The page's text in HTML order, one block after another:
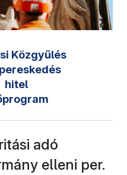
Közgyűlés
pereskedés
hitel
adó
elleni per.